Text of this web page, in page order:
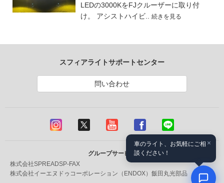
LEDの3000KをFJクルーザーに取り付
け。 アシストハイビ.. 続きを見る
スフィアライトサポートセンター
問い合わせ
グループサービス
株式会社SPREADSP-FAX
株式会社イーエヌドゥコーポレーション（ENDOX） 飯田丸光部品
×
車のライト、お気軽にご相
談ください！